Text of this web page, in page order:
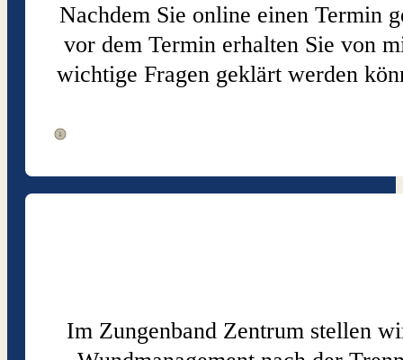
Nachdem Sie online einen Termin
vor dem Termin erhalten Sie von
wichtige Fragen geklärt werden
Im Zungenband Zentrum stellen